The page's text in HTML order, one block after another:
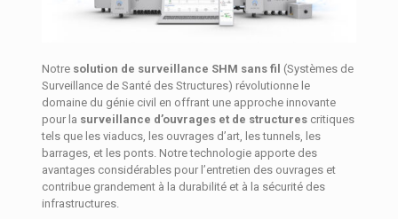
Notre solution de surveillance SHM sans fil (Systèmes de
Surveillance de Santé des Structures) révolutionne le
domaine du génie civil en offrant une approche innovante
pour la surveillance d’ouvrages et de structurescritiques
tels que les viaducs, les ouvrages d’art, les tunnels, les
barrages, et les ponts. Notre technologie apporte des
avantages considérables pour l’entretien des ouvrages et
contribue grandement à la durabilité et à la sécurité des
infrastructures.